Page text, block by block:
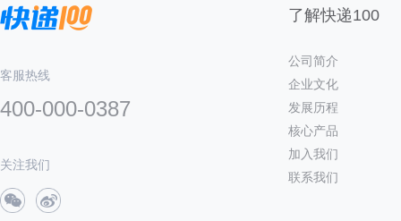
客服热线
400-000-0387
关注我们
了解快递100
公司简介
企业文化
发展历程
核心产品
加入我们
联系我们